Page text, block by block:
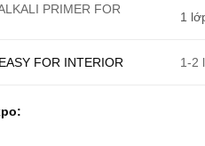
PRIMER FOR
1
FOR INTERIOR 1-2